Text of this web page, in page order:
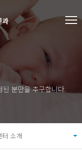
분만을 추구합니다.
터 소개